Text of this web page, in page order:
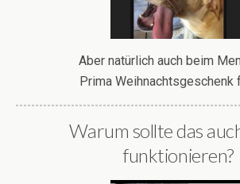
Aber natürlich auch beim
Prima Weihnachtsgeschenk
Warum sollte das
funktionieren?